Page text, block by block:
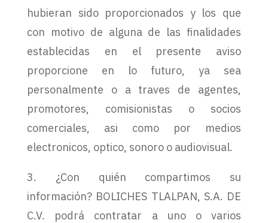
hubieran sido proporcionados y los que
con motivo de alguna de las finalidades
establecidas en el presente aviso
proporcione en lo futuro, ya sea
personalmente o a traves de agentes,
promotores, comisionistas o socios
comerciales, asi como por medios
electronicos, optico, sonoro o audiovisual.
3. ¿Con quién compartimos su
información? BOLICHES TLALPAN, S.A. DE
C.V. podrá contratar a uno o varios